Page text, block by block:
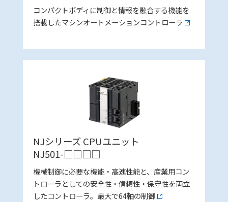
コンパクトボディに制御と情報を融合する機能を
搭載したマシンオートメーションコントローラ
NJシリーズ CPUユニット
NJ501-□□□□
機械制御に必要な機能・高速性能と、産業用コン
トローラとしての安全性・信頼性・保守性を両立
したコントローラ。最大で64軸の制御